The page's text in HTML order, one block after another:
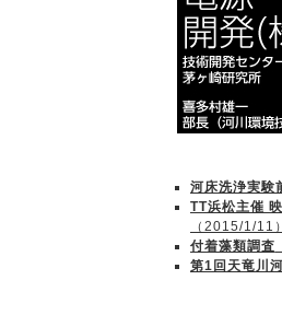
河床洗浄実験
TT浜松主催
（2015/1/11）
付着藻類調査
第1回天竜川